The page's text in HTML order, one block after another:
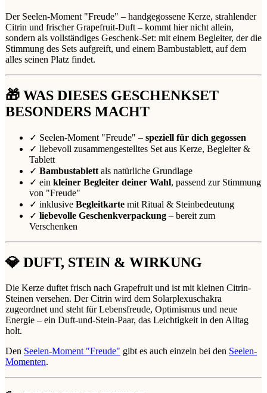
Der Seelen-Moment "Freude" – handgegossene Kerze, strahlender
Citrin und frischer Grapefruit-Duft – kommt hier nicht allein,
sondern als vollständiges Geschenk-Set: mit einem Begleiter, der die
Stimmung des Sets aufgreift, und einem Bambustablett, auf dem
alles seinen Platz findet.
🎁 WAS DIESES GESCHENKSET
BESONDERS MACHT
✓ Seelen-Moment "Freude" – speziell für dich gegossen
✓ liebevoll zusammengestelltes Set aus Kerze, Begleiter &
Tablett
✓ Bambustablett als natürliche Grundlage
✓ ein kleiner Begleiter deiner Wahl, passend zur Stimmung
von "Freude"
✓ inklusive Begleitkarte mit Ritual & Steinbedeutung
✓ liebevolle Geschenkverpackung – bereit zum
Verschenken
💎 DUFT, STEIN & WIRKUNG
Die Kerze duftet frisch nach Grapefruit und ist mit kleinen Citrin-
Steinen versehen. Der Citrin wird dem Solarplexuschakra
zugeordnet und steht für Lebensfreude, Optimismus und neue
Energie – ein Duft-und-Stein-Paar, das Leichtigkeit in den Alltag
holt.
Den Seelen-Moment "Freude" gibt es auch einzeln bei den Seelen-
Momenten.